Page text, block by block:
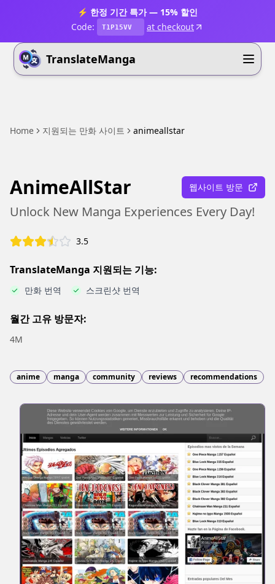
⚡ 한정 기간 특가 — 15% 할인
Code:
T1P15VV at checkout
TranslateManga
Home 지원되는 만화 사이트 animeallstar
AnimeAllStar 웹사이트 방문
Unlock New Manga Experiences Every Day!
3.5
TranslateManga 지원되는 기능:
만화 번역 스크린샷 번역
월간 고유 방문자:
4M
anime manga community reviews recommendations